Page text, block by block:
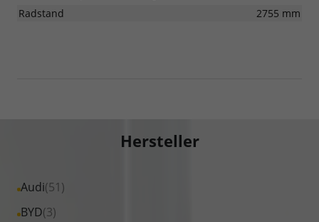
Radstand
2755 mm
Hersteller
Audi(51)
Alle
Fahrzeuge
BYD(3)
Alle